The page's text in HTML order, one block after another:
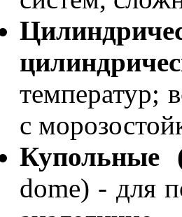
температур;
с
Купольные
dome) - для